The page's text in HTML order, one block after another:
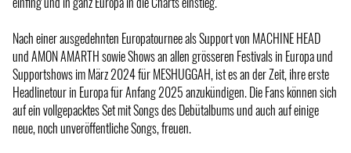
Nach einer ausgedehnten Europatournee als Support von MACHINE HEAD
und AMON AMARTH sowie Shows an allen grösseren Festivals in Europa und
Supportshows im März 2024 für MESHUGGAH, ist es an der Zeit, ihre erste
Headlinetour in Europa für Anfang 2025 anzukündigen. Die Fans können sich
auf ein vollgepacktes Set mit Songs des Debütalbums und auch auf einige
neue, noch unveröffentliche Songs, freuen.